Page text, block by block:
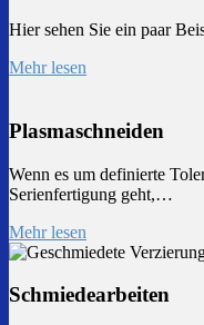
Hier sehen Sie ein paar
Mehr lesen
Plasmaschneiden
Wenn es um definierte
Serienfertigung geht,…
Mehr lesen
Schmiedearbeiten